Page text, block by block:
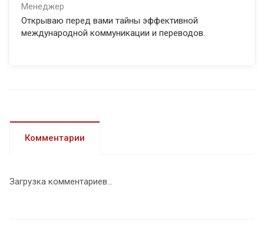
Менеджер
Открываю перед вами тайны эффективной
международной коммуникации и переводов.
Комментарии
Загрузка комментариев...